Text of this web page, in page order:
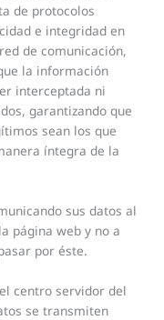
de protocolos
e integridad en
de comunicación,
la información
interceptada ni
garantizando que
sean los que
íntegra de la
sus datos al
página web y no a
por éste.
centro servidor del
se transmiten